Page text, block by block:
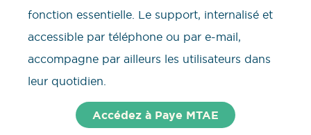
fonction essentielle. Le support, internalisé et
accessible par téléphone ou par e-mail,
accompagne par ailleurs les utilisateurs dans
leur quotidien.
Accédez à Paye MTAE